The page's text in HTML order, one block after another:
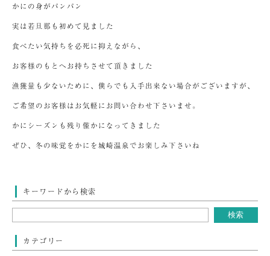
かにの身がパンパン
実は若旦那も初めて見ました
食べたい気持ちを必死に抑えながら、
お客様のもとへお持ちさせて頂きました
漁獲量も少ないために、僕らでも入手出来ない場合がございますが、
ご希望のお客様はお気軽にお問い合わせ下さいませ。
かにシーズンも残り僅かになってきました
ぜひ、冬の味覚をかにを城崎温泉でお楽しみ下さいね
キーワードから検索
カテゴリー